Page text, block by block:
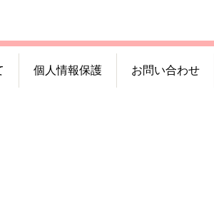
個人情報保護 お問い合わせ